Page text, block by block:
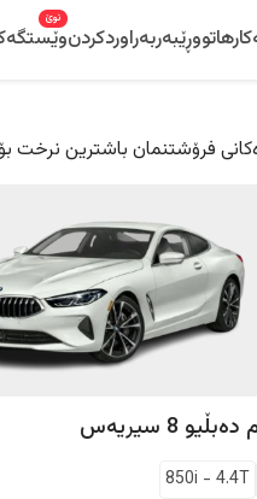
ڕێبەربەراوردکردن
نوێ
فرۆشتنمان باشترین نرخت
دەبڵیو 8 سیریەس
850i - 4.4T